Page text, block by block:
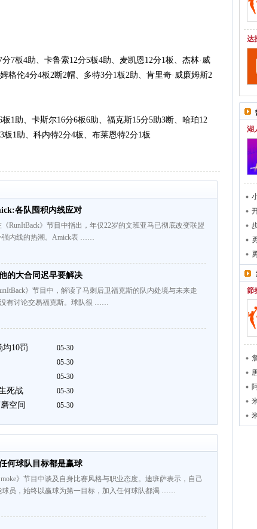
板4助、卡鲁索12分5板4助、麦凯恩12分1板、杰林·威
格伦4分4板2断2帽、多特3分1板2助、肯里奇·威廉姆斯2
助、卡斯尔16分6板6助、福克斯15分5助3断、哈珀12
1助、科内特2分4板、布莱恩特2分1板
各队囤积内线应对
《RunItBack》节目中指出，年仅22岁的文班亚马已彻底改变联盟
强内线的热潮。Amick表 ……
的大合同迟早要解决
》节目中，解读了马刺后卫福克斯的队内处境与未来走
有讨论交易福克斯。球队很 ……
10罚 05-30
05-30
05-30
死战 05-30
空间 05-30
何球队目标都是赢球
》节目中谈及自身比赛风格与职业态度。迪班萨表示，自己
球员，始终以赢球为第一目标，加入任何球队都渴 ……
达
湖
節